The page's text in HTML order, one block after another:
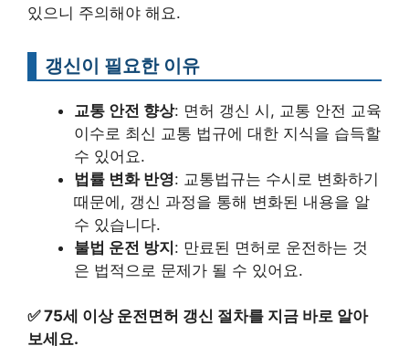
있으니 주의해야 해요.
갱신이 필요한 이유
교통 안전 향상: 면허 갱신 시, 교통 안전 교육
이수로 최신 교통 법규에 대한 지식을 습득할
수 있어요.
법률 변화 반영: 교통법규는 수시로 변화하기
때문에, 갱신 과정을 통해 변화된 내용을 알
수 있습니다.
불법 운전 방지: 만료된 면허로 운전하는 것
은 법적으로 문제가 될 수 있어요.
✅75세 이상 운전면허 갱신 절차를 지금 바로 알아
보세요.